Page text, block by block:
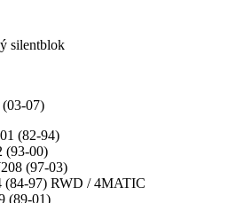
silentblok
07)
(82-94)
(93-00)
(97-03)
(84-97) RWD / 4MATIC
(89-01)